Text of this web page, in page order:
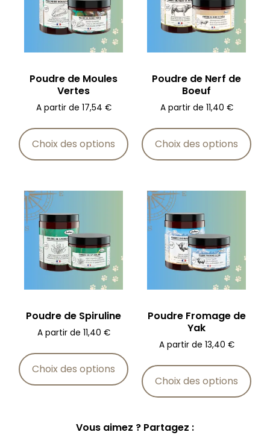
Poudre de Moules
Vertes
A partir de 17,54 €
Choix des options
Poudre de Nerf de
Boeuf
A partir de 11,40 €
Choix des options
Poudre de Spiruline
A partir de 11,40 €
Choix des options
Poudre Fromage de
Yak
A partir de 13,40 €
Choix des options
Vous aimez ? Partagez :